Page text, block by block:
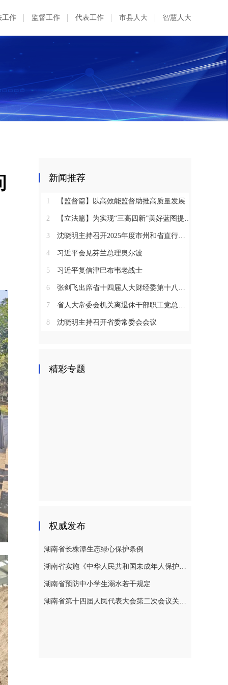
工作 监督工作 代表工作 市县人大 智慧人大
新闻推荐
1 【监督篇】以高效能监督助推高质量发展
2 【立法篇】为实现“三高四新”美好蓝图提供坚实法治保障
3 沈晓明主持召开2025年度市州和省直行业系统党（工）委书记抓基层党建工作述职评议会议
4 习近平会见芬兰总理奥尔波
5 习近平复信津巴布韦老战士
6 张剑飞出席省十四届人大财经委第十八次全体会议
7 省人大常委会机关离退休干部职工党总支召开2025年度总结表彰大会
8 沈晓明主持召开省委常委会会议
精彩专题
权威发布
湖南省长株潭生态绿心保护条例
湖南省实施《中华人民共和国未成年人保护法》若干规定
湖南省预防中小学生溺水若干规定
湖南省第十四届人民代表大会第二次会议关于湖南省人民代表大会常务委员会工作报告的决议